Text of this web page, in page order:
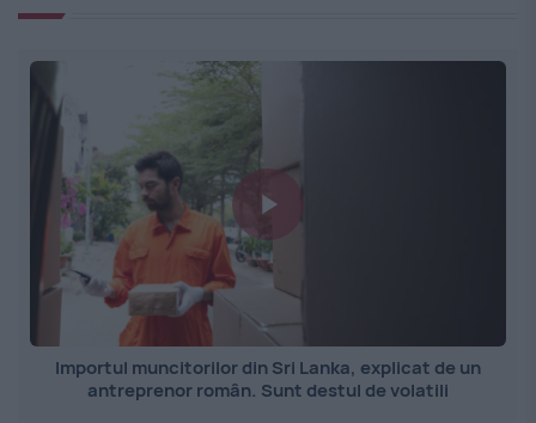
Importul muncitorilor din Sri Lanka, explicat de un
antreprenor român. Sunt destul de volatili